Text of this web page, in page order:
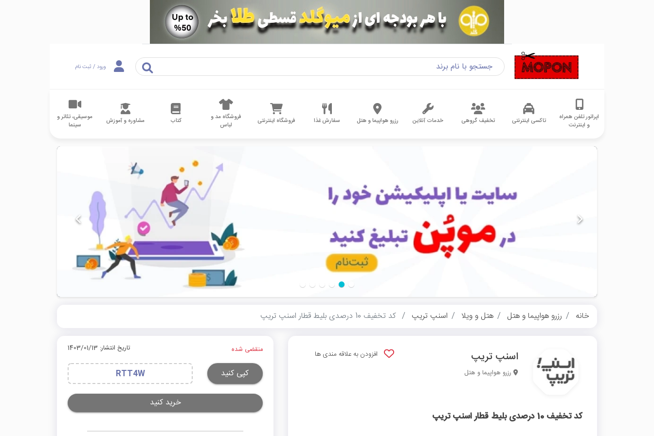
ورود / ثبت نام
اپراتور تلفن همراه
و اینترنت
تاکسی اینترنتی تخفیف گروهی خدمات آنلاین رزرو هواپیما و هتل سفارش غذا فروشگاه اینترنتی
فروشگاه مد و
لباس
کتاب مشاوره و آموزش
موسیقی، تئاتر و
سینما
خانه رزرو هواپیما و هتل هتل و ویلا اسنپ تریپ کد تخفیف 10 درصدی بلیط قطار اسنپ تریپ
اسنپ تریپ
رزرو هواپیما و هتل
افزودن به علاقه مندی ها
کد تخفیف 10 درصدی بلیط قطار اسنپ تریپ
منقضی شده تاریخ انتشار: 1403/01/13
کپی کنید RTT4W
خرید کنید